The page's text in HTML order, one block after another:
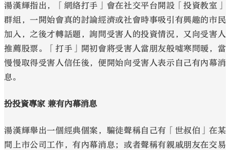
湯漢輝指出，「網絡打手」會在社交平台開設「投資教室」
群組，一開始會真的討論經濟或社會時事吸引有興趣的市民
加入，之後才轉話題，詢問受害人的投資情況，又向受害人
推薦股票。「打手」開初會將受害人當朋友般噓寒問暖，當
慢慢取得受害人信任後，便開始向受害人表示自己有內幕消
息。
扮投資專家 兼有內幕消息
湯漢輝舉出一個經典個案，騙徒聲稱自己有「世叔伯」在某
間上市公司工作，有內幕消息；或者聲稱有親戚朋友在交易